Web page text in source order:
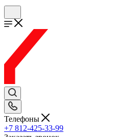
Телефоны
+7 812-425-33-99